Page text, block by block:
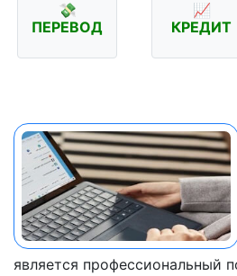
💸
ПЕРЕВОД
📈
КРЕДИТ
является профессиональный